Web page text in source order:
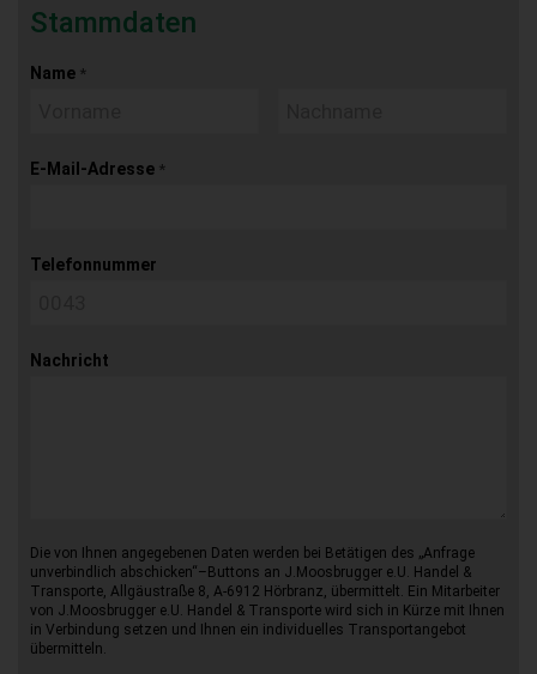
Stammdaten
Name *
E-Mail-Adresse *
Telefonnummer
Nachricht
Die von Ihnen angegebenen Daten werden bei Betätigen des „Anfrage
unverbindlich abschicken“–Buttons an J.Moosbrugger e.U. Handel &
Transporte, Allgäustraße 8, A-6912 Hörbranz, übermittelt. Ein Mitarbeiter
von J.Moosbrugger e.U. Handel & Transporte wird sich in Kürze mit Ihnen
in Verbindung setzen und Ihnen ein individuelles Transportangebot
übermitteln.